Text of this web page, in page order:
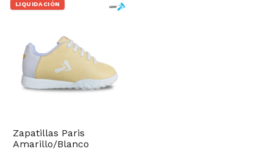
LIQUIDACIÓN
Zapatillas Paris
Amarillo/Blanco